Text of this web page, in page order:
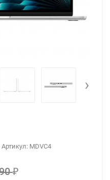
›
Артикул: MDVC4
₽